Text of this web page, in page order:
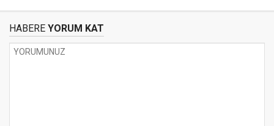
HABERE YORUM KAT